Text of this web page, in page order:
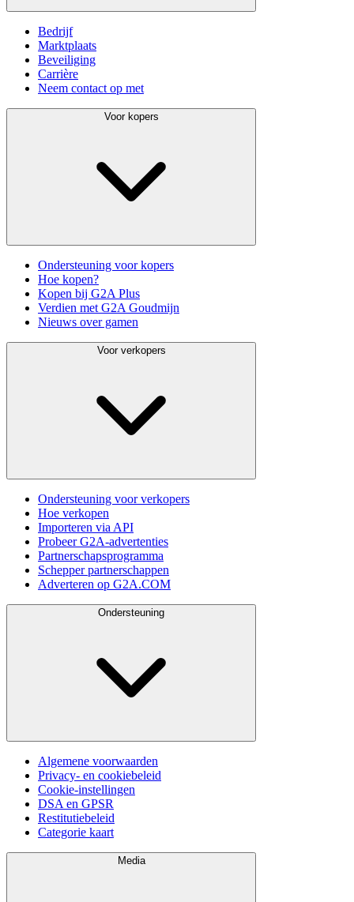
Bedrijf
Marktplaats
Beveiliging
Carrière
Neem contact op met
Voor kopers
Ondersteuning voor kopers
Hoe kopen?
Kopen bij G2A Plus
Verdien met G2A Goudmijn
Nieuws over gamen
Voor verkopers
Ondersteuning voor verkopers
Hoe verkopen
Importeren via API
Probeer G2A-advertenties
Partnerschapsprogramma
Schepper partnerschappen
Adverteren op G2A.COM
Ondersteuning
Algemene voorwaarden
Privacy- en cookiebeleid
Cookie-instellingen
DSA en GPSR
Restitutiebeleid
Categorie kaart
Media